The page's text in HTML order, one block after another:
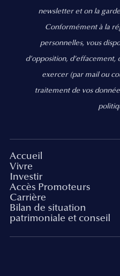
newsletter et on la
Conformément à la
personnelles, vous
d’opposition,
exercer (par mail ou
traitement de vos
Accueil
Vivre
Investir
Accès Promoteurs
Carrière
Bilan de situation
patrimoniale et conseil